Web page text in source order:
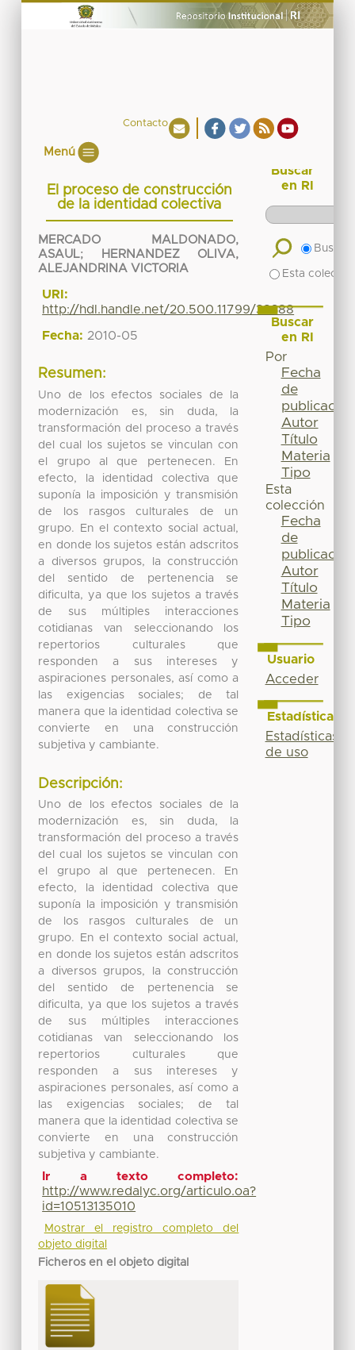
Contacto
Menú
El proceso de construcción
de la identidad colectiva
MERCADO MALDONADO,
ASAUL;
HERNANDEZ OLIVA,
ALEJANDRINA VICTORIA
URI:
http://hdl.handle.net/20.500.11799/38388
Fecha: 2010-05
Resumen:
Uno de los efectos sociales de la
modernización es, sin duda, la
transformación del proceso a través
del cual los sujetos se vinculan con
el grupo al que pertenecen. En
efecto, la identidad colectiva que
suponía la imposición y transmisión
de los rasgos culturales de un
grupo. En el contexto social actual,
en donde los sujetos están adscritos
a diversos grupos, la construcción
del sentido de pertenencia se
dificulta, ya que los sujetos a través
de sus múltiples interacciones
cotidianas van seleccionando los
repertorios culturales que
responden a sus intereses y
aspiraciones personales, así como a
las exigencias sociales; de tal
manera que la identidad colectiva se
convierte en una construcción
subjetiva y cambiante.
Descripción:
Uno de los efectos sociales de la
modernización es, sin duda, la
transformación del proceso a través
del cual los sujetos se vinculan con
el grupo al que pertenecen. En
efecto, la identidad colectiva que
suponía la imposición y transmisión
de los rasgos culturales de un
grupo. En el contexto social actual,
en donde los sujetos están adscritos
a diversos grupos, la construcción
del sentido de pertenencia se
dificulta, ya que los sujetos a través
de sus múltiples interacciones
cotidianas van seleccionando los
repertorios culturales que
responden a sus intereses y
aspiraciones personales, así como a
las exigencias sociales; de tal
manera que la identidad colectiva se
convierte en una construcción
subjetiva y cambiante.
Ir a texto completo:
http://www.redalyc.org/articulo.oa?
id=10513135010
Mostrar el registro completo del
objeto digital
Ficheros en el objeto digital
Buscar
en RI
Buscar
Esta
Buscar
en RI
Por
Fecha
de
publicación
Autor
Título
Materia
Tipo
Esta
colección
Fecha
de
publicación
Autor
Título
Materia
Tipo
Usuario
Acceder
Estadísticas
Estadísticas
de uso